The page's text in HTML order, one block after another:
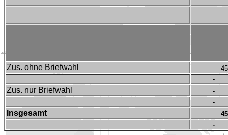
Zus. ohne Briefwahl
-
Zus. nur Briefwahl
-
-
Insgesamt
-